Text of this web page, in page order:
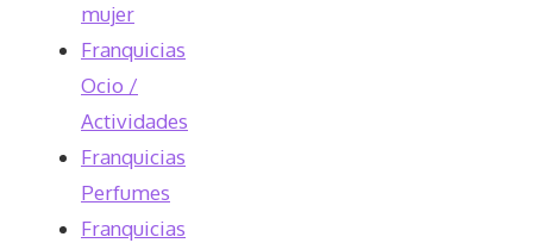
mujer
Franquicias
Ocio /
Actividades
Franquicias
Perfumes
Franquicias